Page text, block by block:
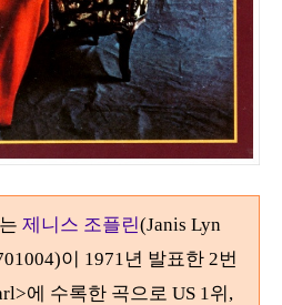
는 제니스 조플린(Janis Lyn
이 1971년 발표한 2번
에 수록한 곡으로 US 1위,